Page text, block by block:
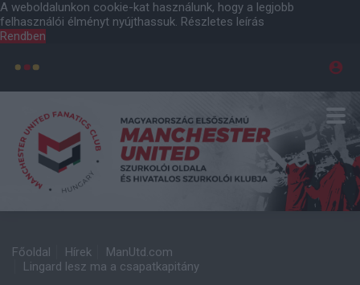
A weboldalunkon cookie-kat használunk, hogy a legjobb
felhasználói élményt nyújthassuk. Részletes leírás
Rendben
Főoldal Hírek
ManUtd.com
Lingard lesz ma a csapatkapitány